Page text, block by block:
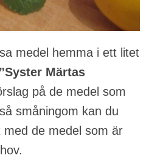
medel hemma i ett litet
”Syster Märtas
på de medel som
småningom kan du
med de medel som är